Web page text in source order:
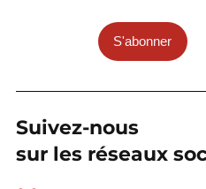
S'abonner
Suivez-nous
sur les réseaux